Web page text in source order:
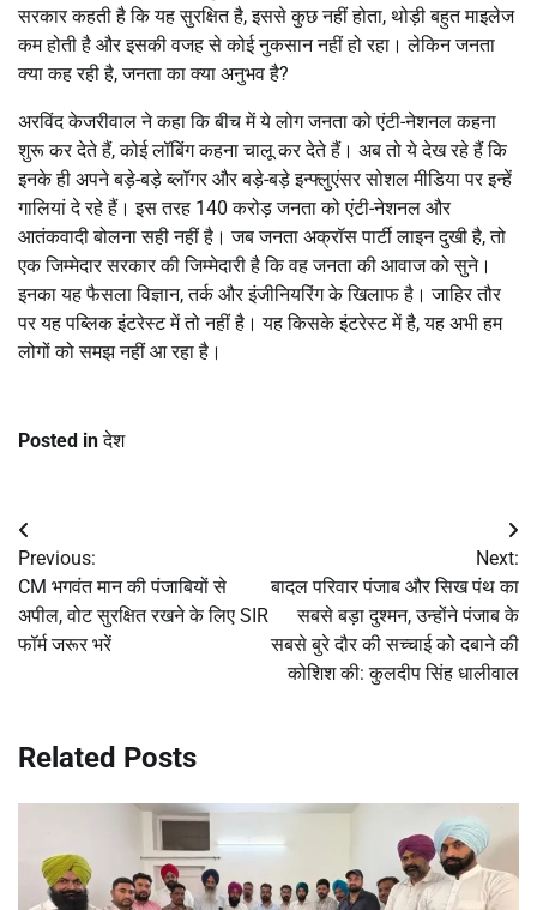
सरकार कहती है कि यह सुरक्षित है, इससे कुछ नहीं होता, थोड़ी बहुत माइलेज
कम होती है और इसकी वजह से कोई नुकसान नहीं हो रहा। लेकिन जनता
क्या कह रही है, जनता का क्या अनुभव है?
अरविंद केजरीवाल ने कहा कि बीच में ये लोग जनता को एंटी-नेशनल कहना
शुरू कर देते हैं, कोई लॉबिंग कहना चालू कर देते हैं। अब तो ये देख रहे हैं कि
इनके ही अपने बड़े-बड़े ब्लॉगर और बड़े-बड़े इन्फ्लुएंसर सोशल मीडिया पर इन्हें
गालियां दे रहे हैं। इस तरह 140 करोड़ जनता को एंटी-नेशनल और
आतंकवादी बोलना सही नहीं है। जब जनता अक्रॉस पार्टी लाइन दुखी है, तो
एक जिम्मेदार सरकार की जिम्मेदारी है कि वह जनता की आवाज को सुने।
इनका यह फैसला विज्ञान, तर्क और इंजीनियरिंग के खिलाफ है। जाहिर तौर
पर यह पब्लिक इंटरेस्ट में तो नहीं है। यह किसके इंटरेस्ट में है, यह अभी हम
लोगों को समझ नहीं आ रहा है।
Posted inदेश
Post
navigation
Previous:
CM भगवंत मान की पंजाबियों से
अपील, वोट सुरक्षित रखने के लिए SIR
फॉर्म जरूर भरें
Next:
बादल परिवार पंजाब और सिख पंथ का
सबसे बड़ा दुश्मन, उन्होंने पंजाब के
सबसे बुरे दौर की सच्चाई को दबाने की
कोशिश की: कुलदीप सिंह धालीवाल
Related Posts